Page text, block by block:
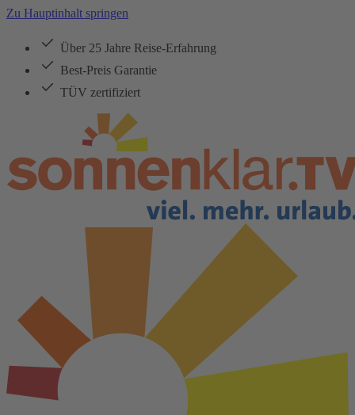
Zu Hauptinhalt springen
Über 25 Jahre Reise-Erfahrung
Best-Preis Garantie
TÜV zertifiziert